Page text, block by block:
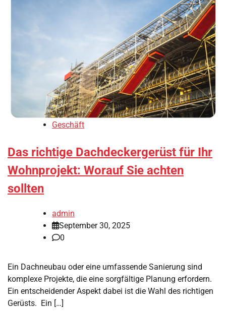
Geschäft
Das richtige Dachdeckergerüst für Ihr
Wohnprojekt: Worauf Sie achten
sollten
admin
September 30, 2025
0
Ein Dachneubau oder eine umfassende Sanierung sind
komplexe Projekte, die eine sorgfältige Planung erfordern.
Ein entscheidender Aspekt dabei ist die Wahl des richtigen
Gerüsts. Ein […]